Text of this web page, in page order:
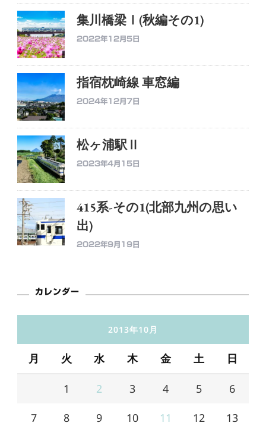
集川橋梁Ⅰ(秋編その1)
2022年12月5日
指宿枕崎線 車窓編
2024年12月7日
松ヶ浦駅Ⅱ
2023年4月15日
415系-その1(北部九州の思い
出)
2022年9月19日
カレンダー
2013年10月
月 火 水 木 金 土 日
1 2 3 4 5 6
7 8 9 10 11 12 13